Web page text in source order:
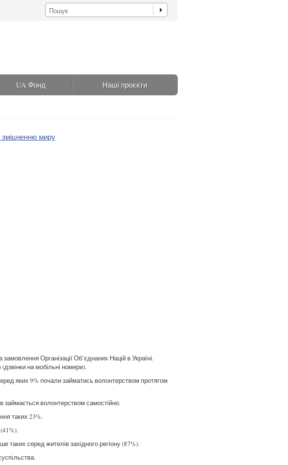
UA Фонд Наші проєкти
зміцненню миру
Організації Об’єднаних Націй в Україні.
на мобільні номери).
яких 9% почали займатись волонтерством протягом
займається волонтерством самостійно.
таких 23%.
таких серед жителів західного регіону (87%).